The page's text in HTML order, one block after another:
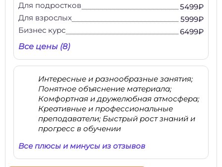
Для подростков
5499₽
Для взрослых
5999₽
Бизнес курс
6499₽
Все цены (8)
Интересные и разнообразные занятия;
Понятное объяснение материала;
Комфортная и дружелюбная атмосфера;
Креативные и профессиональные
преподаватели; Быстрый рост знаний и
прогресс в обучении
Все плюсы и минусы из отзывов